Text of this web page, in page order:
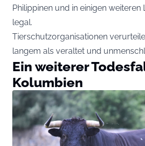
Philippinen und in einigen weiteren
legal.
Tierschutzorganisationen
langem als veraltet und
Ein weiterer
Kolumbien